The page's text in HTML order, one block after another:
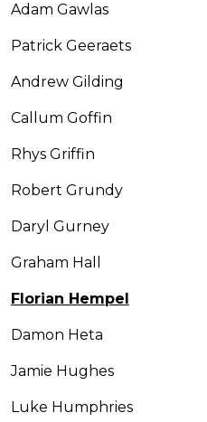
Adam Gawlas
Patrick Geeraets
Andrew Gilding
Callum Goffin
Rhys Griffin
Robert Grundy
Daryl Gurney
Graham Hall
Florian Hempel
Damon Heta
Jamie Hughes
Luke Humphries